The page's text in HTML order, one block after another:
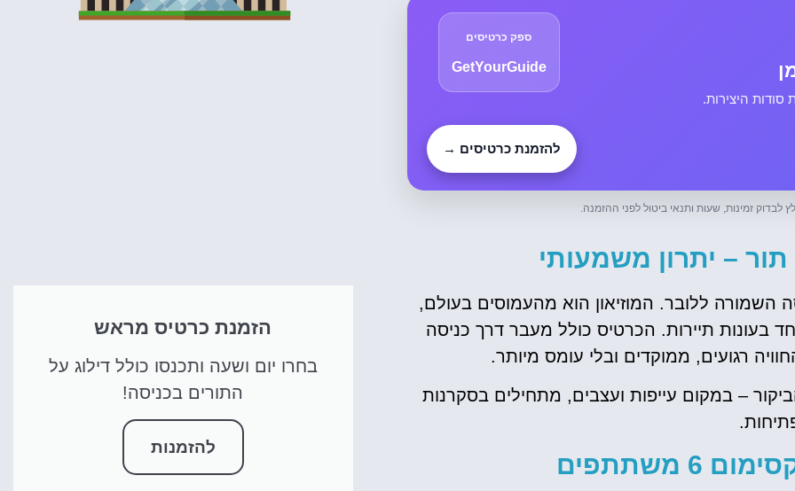
היצירות.
ספק כרטיסים
GetYourGuide
להזמנת כרטיסים →
לבדוק זמינות, שעות ותנאי ביטול לפני ההזמנה.
– יתרון משמעותי
השמורה ללובר. המוזיאון הוא מהעמוסים בעולם,
בעונות תיירות. הכרטיס כולל מעבר דרך כניסה
רגועים, ממוקדים ובלי עומס מיותר.
– במקום עייפות ועצבים, מתחילים בסקרנות
משתתפים
הזמנת כרטיס מראש
בחרו יום ושעה ותכנסו כולל דילוג על
התורים בכניסה!
להזמנות